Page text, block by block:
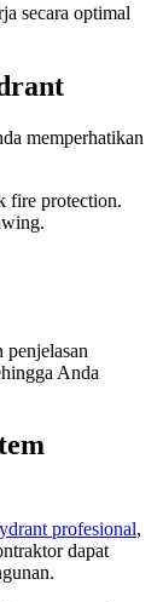
secara optimal
memperhatikan
fire protection.
penjelasan
Anda
profesional,
dapat